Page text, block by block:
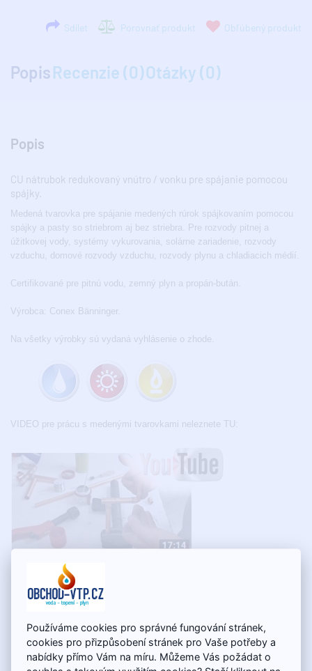
Sdílet Porovnať produkt Obľúbený produkt
PopisRecenzie (0)Otázky (0)
Popis
CU nátrubok redukovaný vnútro / vonku pre spájanie pomocou
spájky.
Medená tvarovka pre spájanie medených rúrok spájkovaním pomocou
spájky a pasty so striebrom aj bez striebra. Pre rozvody pitnej a
úžitkovej vody, systémy vykurovania, solárne zariadenie, rozvody
vzduchu, domové rozvody vzduchu, rozvody plynu a chladiacich médií.
Certifikované pre pitnú vodu, zemný plyn a propán-bután.
Výrobca: Conex Bänninger.
Na všetky výrobky sú vydaná vyhlásenie o zhode.
VIDEO pre prácu s medenými tvarovkami neleznete TU:
Súčasne zákazníci kupujú
Používáme cookies pro správné fungování stránek,
cookies pro přizpůsobení stránek pro Vaše potřeby a
nabídky přímo Vám na míru. Můžeme Vás požádat o